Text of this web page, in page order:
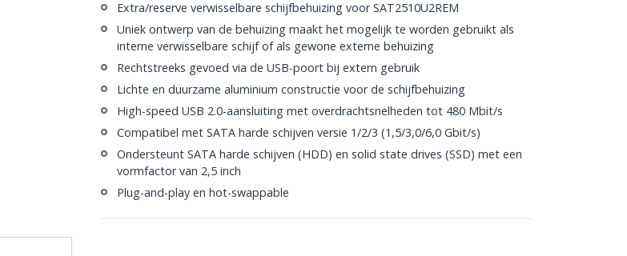
Extra/reserve verwisselbare schijfbehuizing voor SAT2510U2REM
Uniek ontwerp van de behuizing maakt het mogelijk te worden gebruikt als
interne verwisselbare schijf of als gewone externe behuizing
Rechtstreeks gevoed via de USB-poort bij extern gebruik
Lichte en duurzame aluminium constructie voor de schijfbehuizing
High-speed USB 2.0-aansluiting met overdrachtsnelheden tot 480 Mbit/s
Compatibel met SATA harde schijven versie 1/2/3 (1,5/3,0/6,0 Gbit/s)
Ondersteunt SATA harde schijven (HDD) en solid state drives (SSD) met een
vormfactor van 2,5 inch
Plug-and-play en hot-swappable